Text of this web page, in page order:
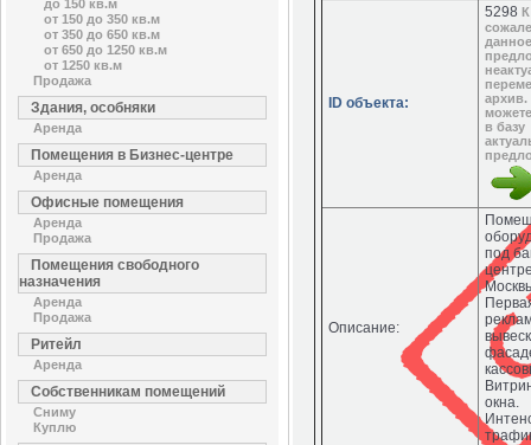
до 150 кв.м
от 150 до 350 кв.м
от 350 до 650 кв.м
от 650 до 1250 кв.м
от 1250 кв.м
Продажа
Здания, особняки
Аренда
Помещения в Бизнес-центре
Аренда
Офисные помещения
Аренда
Продажа
Помещения свободного
назначения
Аренда
Продажа
Ритейл
Аренда
Собственникам помещений
Сниму
Куплю
ID объекта:
5298 К
данное
в базу
Описание:
под
окна.